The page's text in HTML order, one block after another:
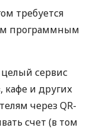
требуется
программным
сервис
кафе и других
через QR-
счет (в том